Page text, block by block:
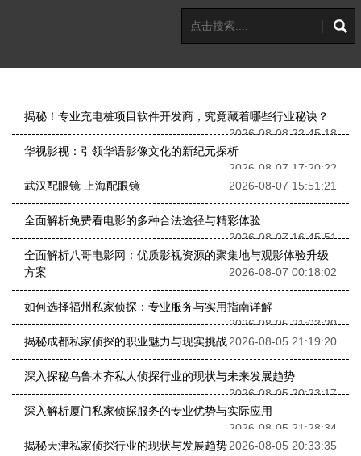
揭秘！专业充电桩项目软件开发商，究竟藏着哪些行业秘诀？
2026-08-08 22:45:18
华视影视：引领华语影像文化的新纪元探析
2026-08-07 17:20:22
武汉配眼镜 上海配眼镜
2026-08-07 15:51:21
全面解析免费看电影的多种合法途径与精彩体验
2026-08-07 16:45:51
全面解析八哥电影网：优质影视资源的聚集地与观影体验升级
方案
2026-08-07 00:18:02
如何选择福州私家侦探：专业服务与实用指南详解
2026-08-05 21:03:20
揭秘成都私家侦探的职业魅力与现实挑战2026-08-05 21:19:20
深入探秘乌鲁木齐私人侦探行业的现状与未来发展趋势
2026-08-05 20:23:17
深入解析厦门私家侦探服务的专业优势与实际应用
2026-08-05 21:28:34
揭秘天津私家侦探行业的现状与发展趋势2026-08-05 20:33:35